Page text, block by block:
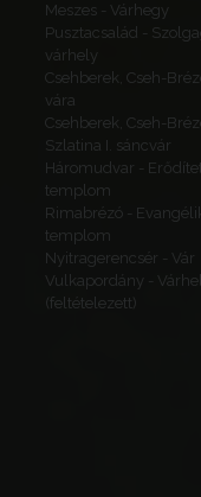
Meszes - Várhegy
Pusztacsalád -
várhely
Csehberek, Cseh-
vára
Csehberek, Cseh-
Szlatina I. sáncvár
Háromudvar -
templom
Rimabrézó -
templom
Nyitragerencsér - Vár
Vulkapordány -
(feltételezett)